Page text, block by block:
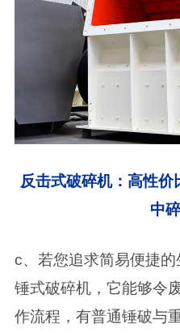
反击式破碎机：高性
中
c、若您追求简易便捷
锤式破碎机，它能够令
作流程，有普通锤破与